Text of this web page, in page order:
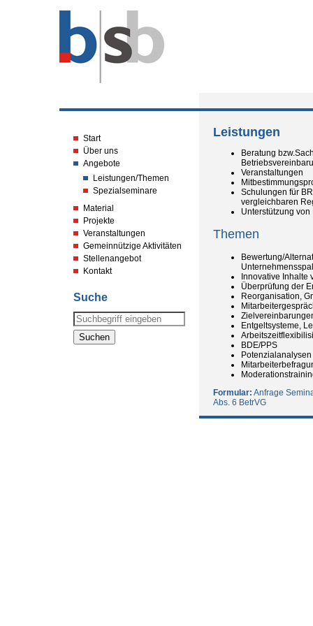
Start
Über uns
Angebote
Leistungen/Themen
Spezialseminare
Material
Projekte
Veranstaltungen
Gemeinnützige Aktivitäten
Stellenangebot
Kontakt
Suche
Leistungen
Beratung
Veranstaltungen
Schulungen für
vergleichbaren
Unterstützung
Themen
Bewertung/
Innovative Inhalte
Überprüfung der
Reorganisation,
Entgeltsysteme,
BDE/PPS
Potenzialanalysen
Formular: Anfrage
Abs. 6 BetrVG